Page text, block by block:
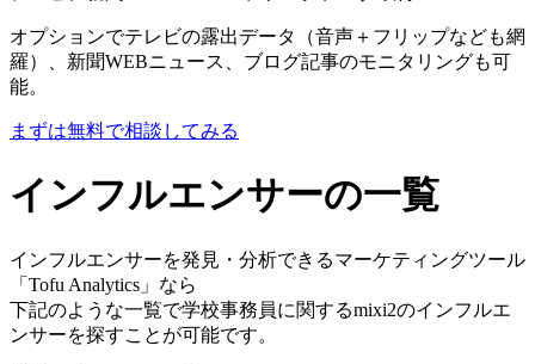
オプションでテレビの露出データ（音声＋フリップなども網
羅）、新聞WEBニュース、ブログ記事のモニタリングも可
能。
まずは無料で相談してみる
インフルエンサーの一覧
インフルエンサーを発見・分析できるマーケティングツール
「Tofu Analytics」なら
下記のような一覧で学校事務員に関するmixi2のインフルエ
ンサーを探すことが可能です。